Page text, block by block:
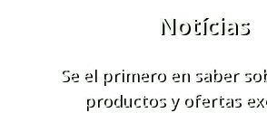
Notícias
Se el primero en saber
productos y ofertas